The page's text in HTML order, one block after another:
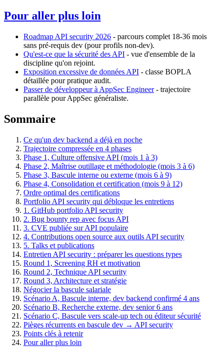
Pour aller plus loin
Roadmap API security 2026 - parcours complet 18-36 mois
sans pré-requis dev (pour profils non-dev).
Qu'est-ce que la sécurité des API - vue d'ensemble de la
discipline qu'on rejoint.
Exposition excessive de données API - classe BOPLA
détaillée pour pratique audit.
Passer de développeur à AppSec Engineer- trajectoire
parallèle pour AppSec généraliste.
Sommaire
Ce qu'un dev backend a déjà en poche
Trajectoire compressée en 4 phases
Phase 1, Culture offensive API (mois 1 à 3)
Phase 2, Maîtrise outillage et méthodologie (mois 3 à 6)
Phase 3, Bascule interne ou externe (mois 6 à 9)
Phase 4, Consolidation et certification (mois 9 à 12)
Ordre optimal des certifications
Portfolio API security qui débloque les entretiens
1. GitHub portfolio API security
2. Bug bounty rep avec focus API
3. CVE publiée sur API populaire
4. Contributions open source aux outils API security
5. Talks et publications
Entretien API security : préparer les questions types
Round 1, Screening RH et motivation
Round 2, Technique API security
Round 3, Architecture et stratégie
Négocier la bascule salariale
Scénario A, Bascule interne, dev backend confirmé 4 ans
Scénario B, Recherche externe, dev senior 6 ans
Scénario C, Bascule vers scale-up tech ou éditeur sécurité
Pièges récurrents en bascule dev → API security
Points clés à retenir
Pour aller plus loin